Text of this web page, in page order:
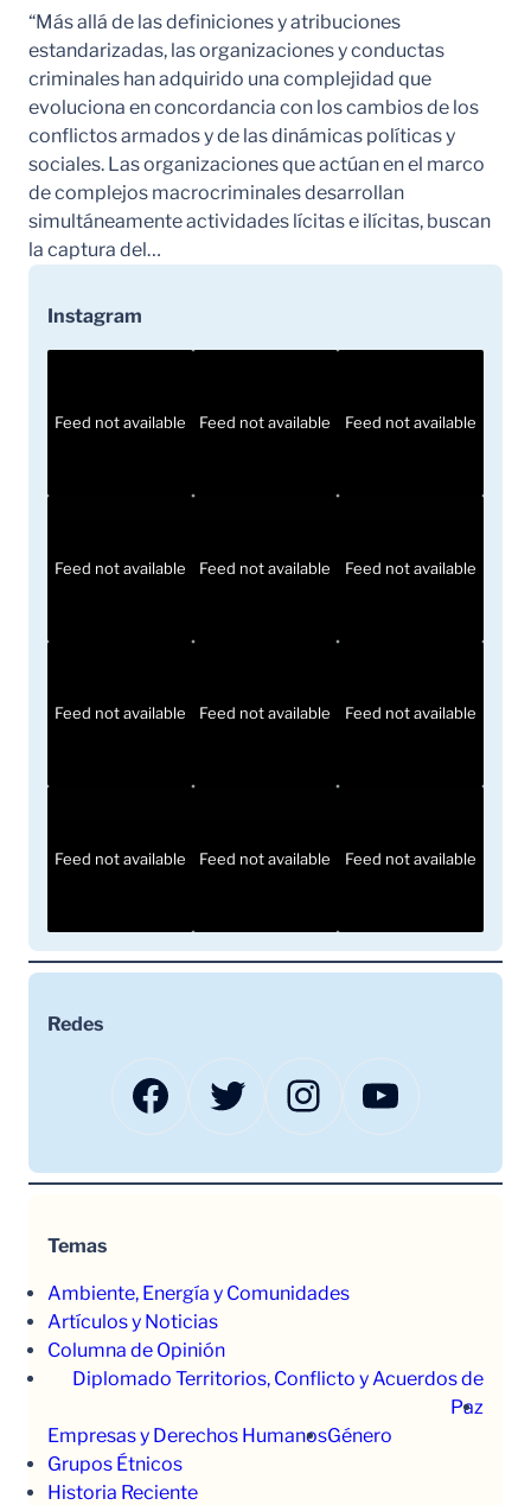
“Más allá de las definiciones y atribuciones
estandarizadas, las organizaciones y conductas
criminales han adquirido una complejidad que
evoluciona en concordancia con los cambios de los
conflictos armados y de las dinámicas políticas y
sociales. Las organizaciones que actúan en el marco
de complejos macrocriminales desarrollan
simultáneamente actividades lícitas e ilícitas, buscan
la captura del…
Instagram
Feed not available Feed not available Feed not available
Feed not available Feed not available Feed not available
Feed not available Feed not available Feed not available
Feed not available Feed not available Feed not available
Redes
Facebook Twitter Instagram YouTube
Temas
Ambiente, Energía y Comunidades
Artículos y Noticias
Columna de Opinión
Diplomado Territorios, Conflicto y Acuerdos de
Paz
Empresas y Derechos HumanosGénero
Grupos Étnicos
Historia Reciente